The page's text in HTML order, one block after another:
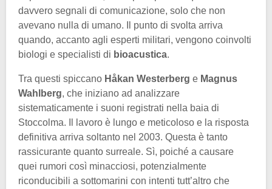
davvero segnali di comunicazione, solo che non
avevano nulla di umano. Il punto di svolta arriva
quando, accanto agli esperti militari, vengono coinvolti
biologi e specialisti di bioacustica.
Tra questi spiccano Håkan Westerberg e Magnus
Wahlberg, che iniziano ad analizzare
sistematicamente i suoni registrati nella baia di
Stoccolma. Il lavoro è lungo e meticoloso e la risposta
definitiva arriva soltanto nel 2003. Questa è tanto
rassicurante quanto surreale. Sì, poiché a causare
quei rumori così minacciosi, potenzialmente
riconducibili a sottomarini con intenti tutt’altro che